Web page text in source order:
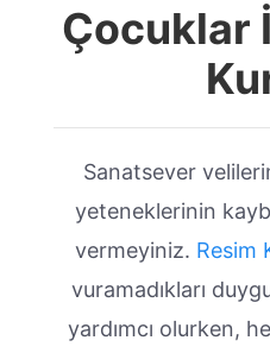
Çocuklar
Sanatsever
yeteneklerinin
vermeyiniz. Resim
vuramadıkları
yardımcı olurken,